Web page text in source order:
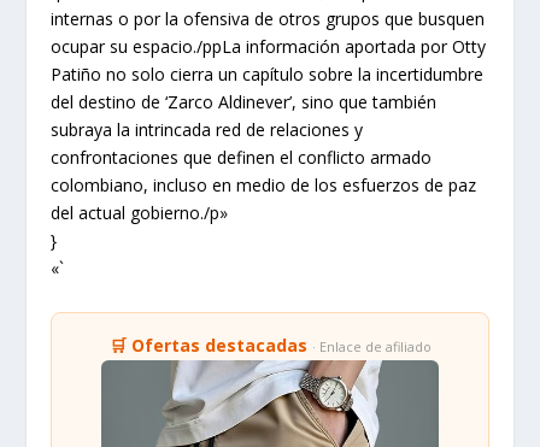
internas o por la ofensiva de otros grupos que busquen
ocupar su espacio./ppLa información aportada por Otty
Patiño no solo cierra un capítulo sobre la incertidumbre
del destino de ‘Zarco Aldinever’, sino que también
subraya la intrincada red de relaciones y
confrontaciones que definen el conflicto armado
colombiano, incluso en medio de los esfuerzos de paz
del actual gobierno./p»
}
«`
🛒 Ofertas destacadas · Enlace de afiliado